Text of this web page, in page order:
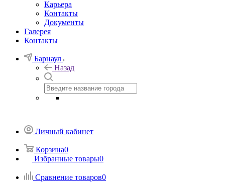
Карьера
Контакты
Документы
Галерея
Контакты
Барнаул
Назад
Личный кабинет
Корзина0
Избранные товары0
Сравнение товаров0